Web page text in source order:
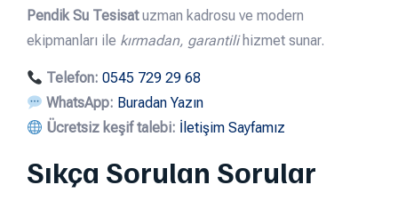
Pendik Su Tesisatuzman kadrosu ve modern
ekipmanları ile kırmadan, garantilihizmet sunar.
Telefon: 0545 729 29 68
WhatsApp: Buradan Yazın
Ücretsiz keşif talebi: İletişim Sayfamız
Sıkça Sorulan Sorular